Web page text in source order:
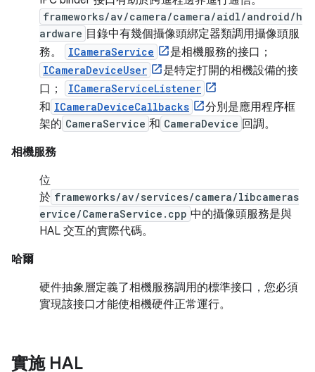
frameworks/av/camera/camera/aidl/android/h
ardware 目錄中有幾個攝像頭綁定器類調用攝像頭服
務。
ICameraService 是相機服務的接口；
ICameraDeviceUser
是特定打開的相機設備的接
口；
ICameraServiceListener
和 ICameraDeviceCallbacks
分別是應用程序框
架的 CameraService 和 CameraDevice 回調。
相機服務
位
於 frameworks/av/services/camera/libcameras
ervice/CameraService.cpp 中的攝像頭服務是與
HAL 交互的實際代碼。
哈爾
硬件抽象層定義了相機服務調用的標準接口，您必須
實現該接口才能使相機硬件正常運行。
實施 HAL